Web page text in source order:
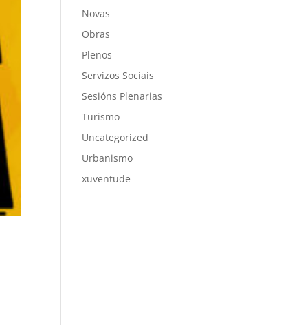
Novas
Obras
Plenos
Servizos Sociais
Sesións Plenarias
Turismo
Uncategorized
Urbanismo
xuventude